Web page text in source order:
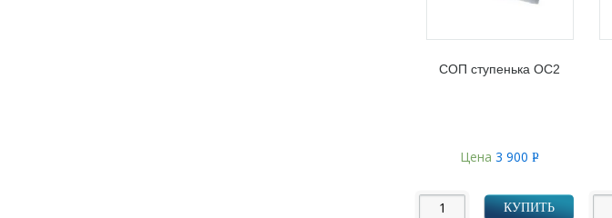
СОП ступенька ОС2
Цена3 900Р
КУПИТЬ